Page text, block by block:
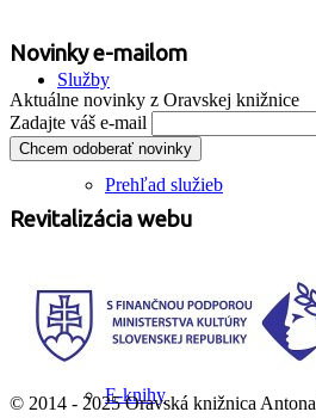
Služby
Prehľad služieb
E-knihy
Novinky e-mailom
Aktuálne novinky z Oravskej knižnice
Zadajte váš e-mail
Revitalizácia webu
© 2014 - 2025 Oravská knižnica